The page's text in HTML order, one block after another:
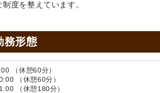
度を整えています。
務形態
（休憩60分）
（休憩60分）
（休憩180分）